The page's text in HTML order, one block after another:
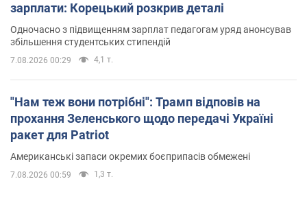
зарплати: Корецький розкрив деталі
Одночасно з підвищенням зарплат педагогам уряд анонсував
збільшення студентських стипендій
7.08.2026 00:29 4,1 т.
"Нам теж вони потрібні": Трамп відповів на
прохання Зеленського щодо передачі Україні
ракет для Patriot
Американські запаси окремих боєприпасів обмежені
7.08.2026 00:59 1,3 т.